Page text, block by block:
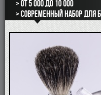
От 5 000 до 10 000
Современный набор для